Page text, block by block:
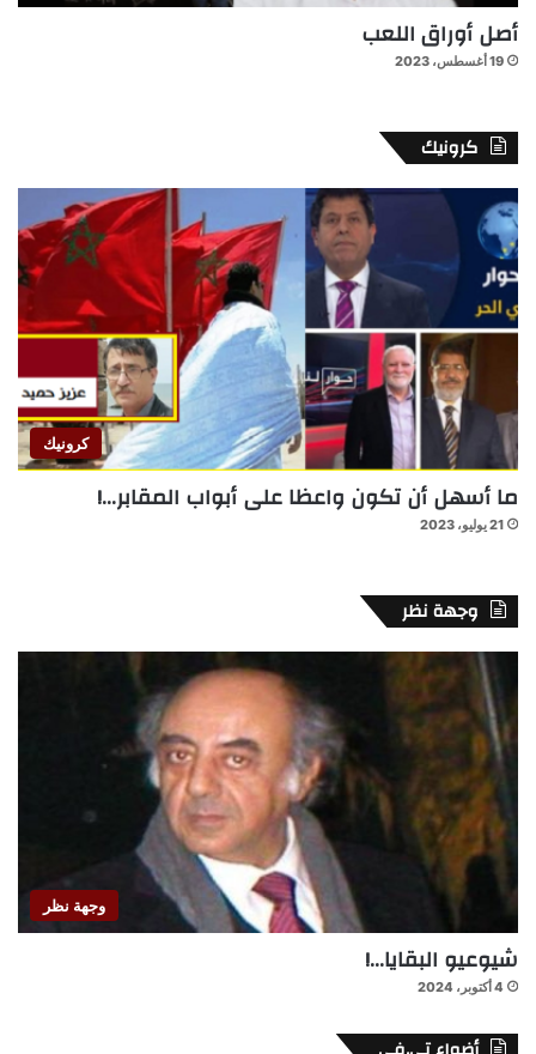
أصل أوراق اللعب
19 أغسطس، 2023
كرونيك
كرونيك
ما أسهل أن تكون واعظا على أبواب المقابر…!
21 يوليو، 2023
وجهة نظر
وجهة نظر
شيوعيو البقايا…!
4 أكتوبر، 2024